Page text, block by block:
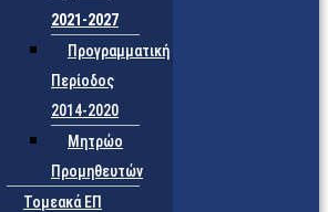
2021-2027
Προγραμματική
Περίοδος
2014-2020
Μητρώο
Προμηθευτών
Τομεακά ΕΠ